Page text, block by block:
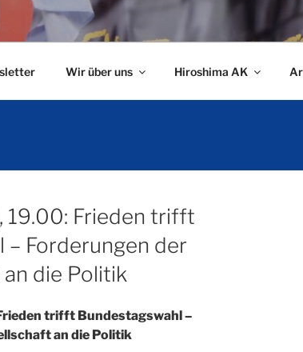
Wir über uns Hiroshima AK
19.00: Frieden trifft
– Forderungen der
die Politik
trifft Bundestagswahl –
an die Politik